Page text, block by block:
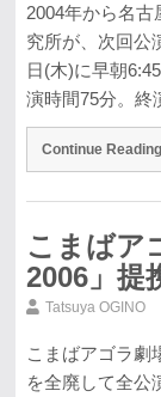
2004年から名
究所が、次回公
日(木)に早朝
演時間75分。終
Continue
こまばア
2006」提
Tatsuya OGINO
こまばアゴラ劇
を全廃して全公